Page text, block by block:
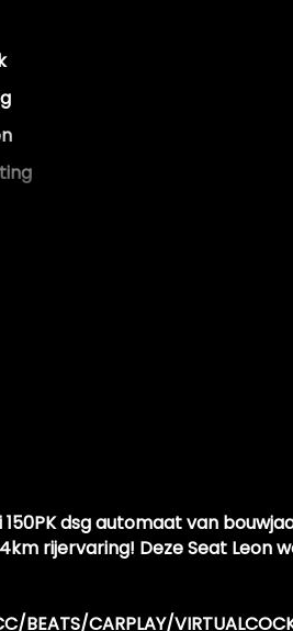
inklapbaar
dsg automaat van
rijervaring! Deze Seat Leon
BEATS/CARPLAY/